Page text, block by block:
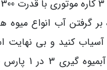
بر گرفتن آب انواع میوه
کنید و بی نهایت
پوره تهیه